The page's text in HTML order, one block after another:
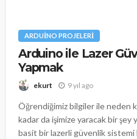
ARDUINO PROJELERI
Arduino ile Lazer
Yapmak
ekurt 9 yıl ago
Öğrendiğimiz bilgiler ile neden
kadar da işimize yaracak bir şey
basit bir lazerli güvenlik sistemi